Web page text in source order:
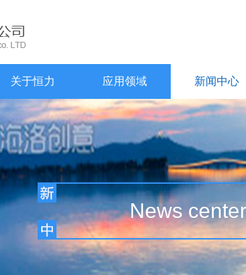
关于恒力 应用领域 新闻中心
News center